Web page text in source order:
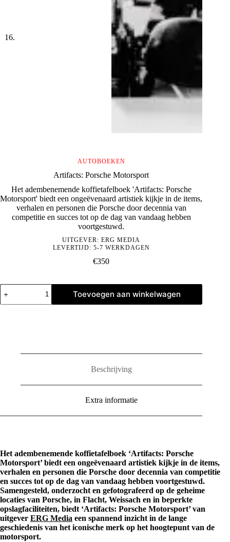
AUTOBOEKEN
Artifacts: Porsche Motorsport
Het adembenemende koffietafelboek 'Artifacts: Porsche
Motorsport' biedt een ongeëvenaard artistiek kijkje in de items,
verhalen en personen die Porsche door decennia van
competitie en succes tot op de dag van vandaag hebben
voortgestuwd.
UITGEVER:ERG MEDIA
LEVERTIJD: 5-7 WERKDAGEN
€350
Artifacts:
Porsche
Motorsport
Toevoegen aan winkelwagen
Beschrijving
Extra informatie
Het adembenemende koffietafelboek ‘Artifacts: Porsche
Motorsport’ biedt een ongeëvenaard artistiek kijkje in de items,
verhalen en personen die Porsche door decennia van competitie
en succes tot op de dag van vandaag hebben voortgestuwd.
Samengesteld, onderzocht en gefotografeerd op de geheime
locaties van Porsche, in Flacht, Weissach en in beperkte
opslagfaciliteiten, biedt ‘Artifacts: Porsche Motorsport’ van
uitgever ERG Media een spannend inzicht in de lange
geschiedenis van het iconische merk op het hoogtepunt van de
motorsport.